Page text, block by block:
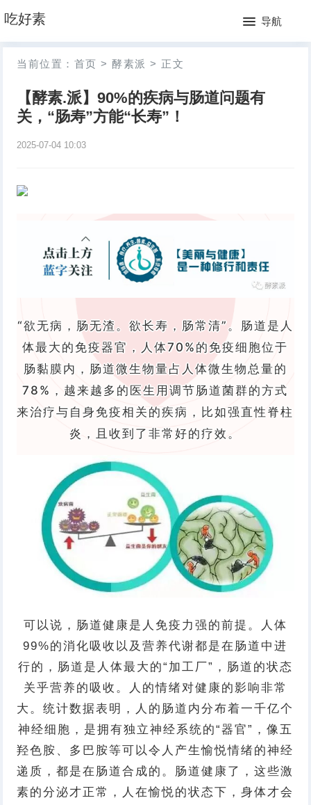
吃好素 导航
网
站
月
当前位置： 首页 > 酵素派 > 正文
【酵素.派】90%的疾病与肠道问题有
关，“肠寿”方能“长寿”！
2025-07-04 10:03
“欲无病，肠无渣。欲长寿，肠常清”。
肠道是人
体最大的免疫器官，人体70%的免疫细胞位于
肠黏膜内，肠道微生物量占人体微生物总量的
78%，越来越多的医生用调节肠道菌群的方式
来治疗与自身免疫相关的疾病，比如强直性脊柱
炎，且收到了非常好的疗效。
可以说，肠道健康是人免疫力强的前提。人体
99%的消化吸收以及营养代谢都是在肠道中进
行的，肠道是人体最大的“加工厂”，肠道的状态
关乎营养的吸收。人的情绪对健康的影响非常
大。统计数据表明，人的肠道内分布着一千亿个
神经细胞，是拥有独立神经系统的“器官”，像五
羟色胺、多巴胺等可以令人产生愉悦情绪的神经
递质，都是在肠道合成的。肠道健康了，这些激
素的分泌才正常，人在愉悦的状态下，身体才会